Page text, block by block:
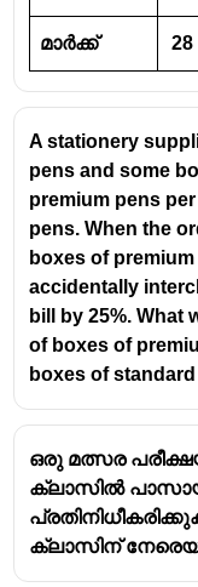
മാർക്ക് 28
A stationery
pens and some
premium pens
pens. When the
boxes of
accidentally
bill by 25%. What
of boxes of
boxes of
ഒരു മത്സര
ക്ലാസിൽ
ക്ലാസിന്